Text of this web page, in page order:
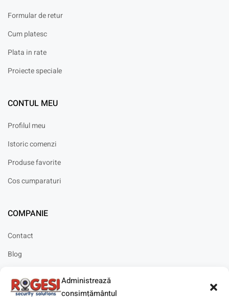
Administrează
consimțământul
Formular de retur
Cum platesc
Plata in rate
Proiecte speciale
CONTUL MEU
Profilul meu
Istoric comenzi
Produse favorite
Cos cumparaturi
COMPANIE
Contact
Blog
Solicitare instalare